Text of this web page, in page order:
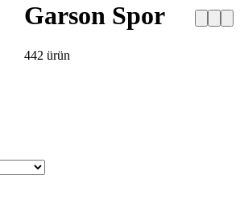
Garson Spor
442 ürün